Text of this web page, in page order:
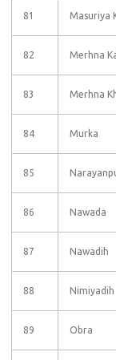
81 Masuriya
82 Merhna
83 Merhna
84 Murka
85
86 Nawada
87 Nawadih
88 Nimiyadih
89 Obra